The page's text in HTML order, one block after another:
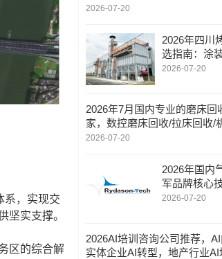
，实现交
坚实支撑。
区的综合解
溉水肥一体化，温室水肥一体
2026-07-20
2026年四川
选指南：涂
备/rco废气处
2026-07-20
2026年7月国内专业的磨床回
家，数控磨床回收/拉床回收/
动冲床回收，磨床回收厂家口
2026-07-20
2026年国内
军品牌核心
场景应用详解
2026-07-20
2026AI培训咨询公司推荐，AI
实体企业AI转型，地产行业AI